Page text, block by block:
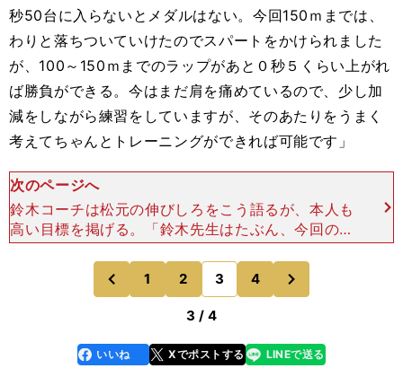
秒50台に入らないとメダルはない。今回150ｍまでは、
わりと落ちついていけたのでスパートをかけられました
が、100～150ｍまでのラップがあと０秒５くらい上がれ
ば勝負ができる。今はまだ肩を痛めているので、少し加
減をしながら練習をしていますが、そのあたりをうまく
考えてちゃんとトレーニングができれば可能です」
次のページへ
鈴木コーチは松元の伸びしろをこう語るが、本人も
高い目標を掲げる。「鈴木先生はたぶん、今回の銀
メダルで喜んでくれていたと思いますが、これから
は金メダルを獲らないと喜ばないと思う。来年は金
メダルを獲って
前
のページへ
1 2 3 4
のページへ
3 / 4
faceboo
k
いいね Xでポストする
line LINEで送る